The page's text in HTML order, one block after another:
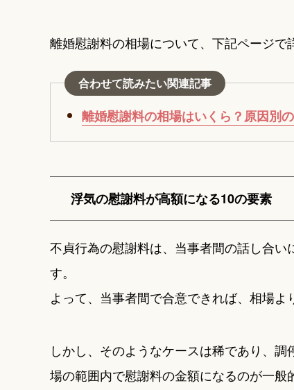
離婚慰謝料の相場について、下記ページで
合わせて読みたい関連記事
離婚慰謝料の相場はいくら？原因別
浮気の慰謝料が高額になる10の要素
不貞行為の慰謝料は、当事者間の話し合
す。
よって、当事者間で合意できれば、相場よ
しかし、そのようなケースは稀であり、
場の範囲内で慰謝料の金額になるのが一